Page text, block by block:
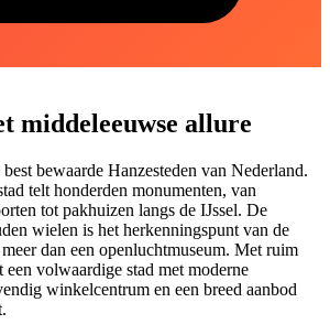
middeleeuwse allure
bewaarde Hanzesteden van Nederland.
telt honderden monumenten, van
tot pakhuizen langs de IJssel. De
wielen is het herkenningspunt van de
dan een openluchtmuseum. Met ruim
volwaardige stad met moderne
winkelcentrum en een breed aanbod